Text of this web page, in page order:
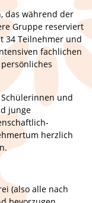
das während der
Gruppe reserviert
34 Teilnehmer und
fachlichen
und
junge
herzlich
(also alle nach